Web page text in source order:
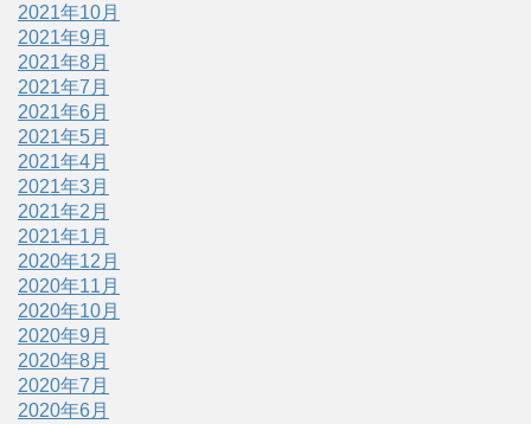
2021年10月
2021年9月
2021年8月
2021年7月
2021年6月
2021年5月
2021年4月
2021年3月
2021年2月
2021年1月
2020年12月
2020年11月
2020年10月
2020年9月
2020年8月
2020年7月
2020年6月